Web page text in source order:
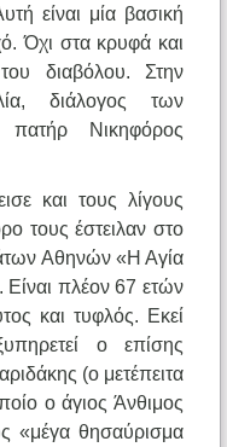
είναι μία βασική
Όχι στα κρυφά και
διαβόλου. Στην
διάλογος των
Νικηφόρος
και τους λίγους
τους έστειλαν στο
Αθηνών «Η Αγία
Είναι πλέον 67 ετών
και τυφλός. Εκεί
ο επίσης
(ο μετέπειτα
ο άγιος Άνθιμος
«μέγα θησαύρισμα